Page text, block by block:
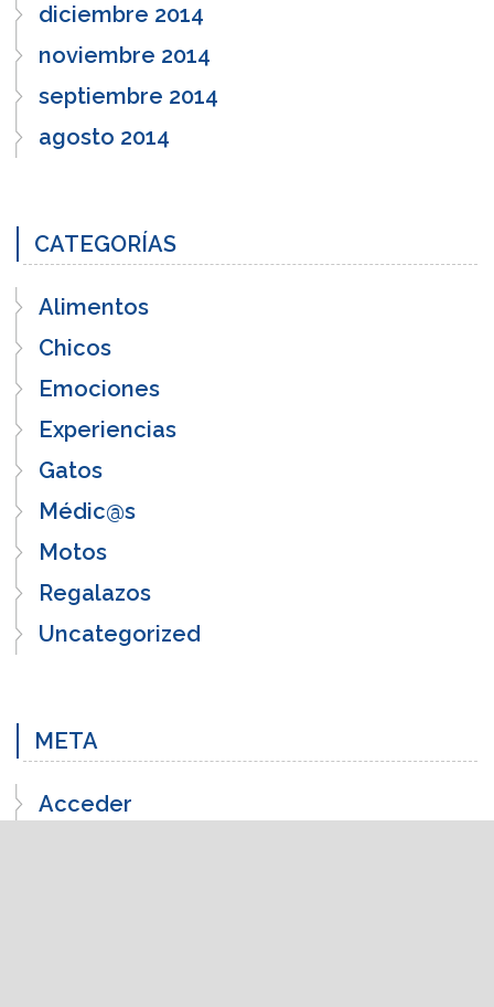
diciembre 2014
noviembre 2014
septiembre 2014
agosto 2014
CATEGORÍAS
Alimentos
Chicos
Emociones
Experiencias
Gatos
Médic@s
Motos
Regalazos
Uncategorized
META
Acceder